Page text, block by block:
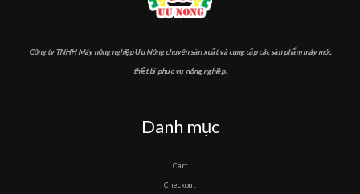
Công ty TNHH Máy nông nghiệp Ưu Nông chuyên sản xuất và cung cấp các sản phẩm máy móc
thiết bị phục vụ nông nghiệp.
Danh mục
Cart
Checkout